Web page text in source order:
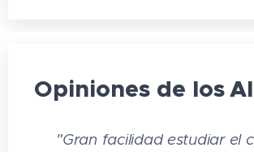
Opiniones de los
"Gran facilidad estudiar el